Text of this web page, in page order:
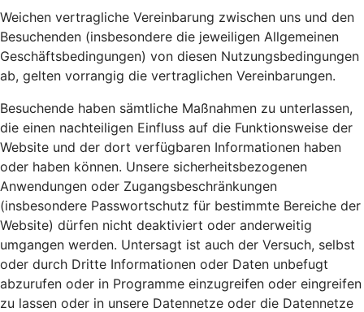
Weichen vertragliche Vereinbarung zwischen uns und den
Besuchenden (insbesondere die jeweiligen Allgemeinen
Geschäftsbedingungen) von diesen Nutzungsbedingungen
ab, gelten vorrangig die vertraglichen Vereinbarungen.
Besuchende haben sämtliche Maßnahmen zu unterlassen,
die einen nachteiligen Einfluss auf die Funktionsweise der
Website und der dort verfügbaren Informationen haben
oder haben können. Unsere sicherheitsbezogenen
Anwendungen oder Zugangsbeschränkungen
(insbesondere Passwortschutz für bestimmte Bereiche der
Website) dürfen nicht deaktiviert oder anderweitig
umgangen werden. Untersagt ist auch der Versuch, selbst
oder durch Dritte Informationen oder Daten unbefugt
abzurufen oder in Programme einzugreifen oder eingreifen
zu lassen oder in unsere Datennetze oder die Datennetze